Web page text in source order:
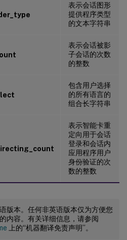
表示会话图形
提供程序类型
的文本字符串
表示会话被影
子会话的次数
的整数
包含用户选择
的所有语言的
组合长字符串
表示智能卡重
定向用于会话
登录和会话内
应用程序用户
身份验证的次
数的整数
版本。任何非英语版本仅为方便您
内容。有关详细信息，请参阅
上的“机器翻译免责声明”。